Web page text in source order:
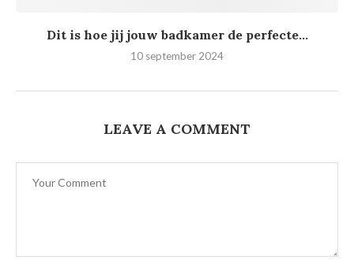
Dit is hoe jij jouw badkamer de perfecte...
10 september 2024
LEAVE A COMMENT